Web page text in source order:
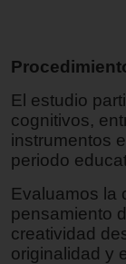
El estudio
cognitivos,
instrumentos
periodo
Evaluamos la
pensamiento
creatividad
originalidad y